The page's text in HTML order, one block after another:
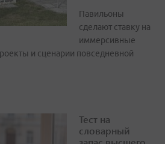
Павильоны
сделают ставку на
иммерсивные
и сценарии повседневной
Тест на
словарный